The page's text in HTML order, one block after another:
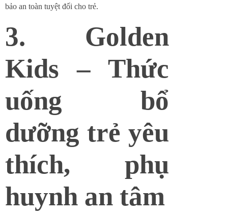
bảo an toàn tuyệt đối cho trẻ.
3. Golden
Kids – Thức
uống bổ
dưỡng trẻ yêu
thích, phụ
huynh an tâm